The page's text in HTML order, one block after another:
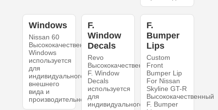
Windows
Nissan 60
Высококачественный
Windows
используется
для
индивидуального
внешнего
вида и
производительности.
F.
Window
Decals
Revo
Высококачественный
F. Window
Decals
используется
для
индивидуального
F.
Bumper
Lips
Custom
Front
Bumper Lip
For Nissan
Skyline GT-R
Высококачественный
F. Bumper